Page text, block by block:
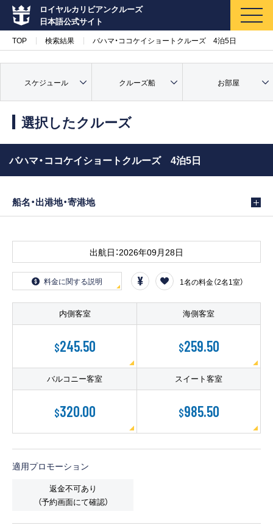
ロイヤルカリビアンクルーズ
日本語公式サイト
マイページ
クルーズ検索
クルーズの楽しみ方
船内へようこそ
客船のご案内
寄港地ガイド
トピックス パンフレット
れる理由
TOP 検索結果 バハマ・ココケイショートクルーズ 4泊5日
スケジュール クルーズ船 お部屋
選択したクルーズ
バハマ・ココケイショートクルーズ 4泊5日
船名・出港地・寄港地
出航日：2026年09月28日
料金に関する説明 1名の料金（2名1室）
内側客室
$245.50
海側客室
$259.50
バルコニー客室
$320.00
スイート客室
$985.50
適用プロモーション
返金不可あり
（予約画面にて確認）